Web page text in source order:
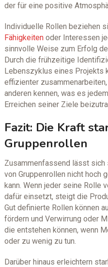
der für eine positive
Individuelle Rollen beziehen
Fähigkeitenoder Interessen
sinnvolle Weise zum Erfolg
Durch die frühzeitige
Lebenszyklus eines Projekts
effizienter
anderen kennen, was es
Erreichen seiner Ziele
Fazit: Die Kraft
Gruppenrollen
Zusammenfassend lässt
von Gruppenrollen nicht hoch
kann. Wenn jeder seine Rolle
dafür einsetzt, steigt die
Gut definierte Rollen können
fördern und Verwirrung oder
die entstehen können, wenn
oder zu wenig zu tun.
Darüber hinaus erleichtern